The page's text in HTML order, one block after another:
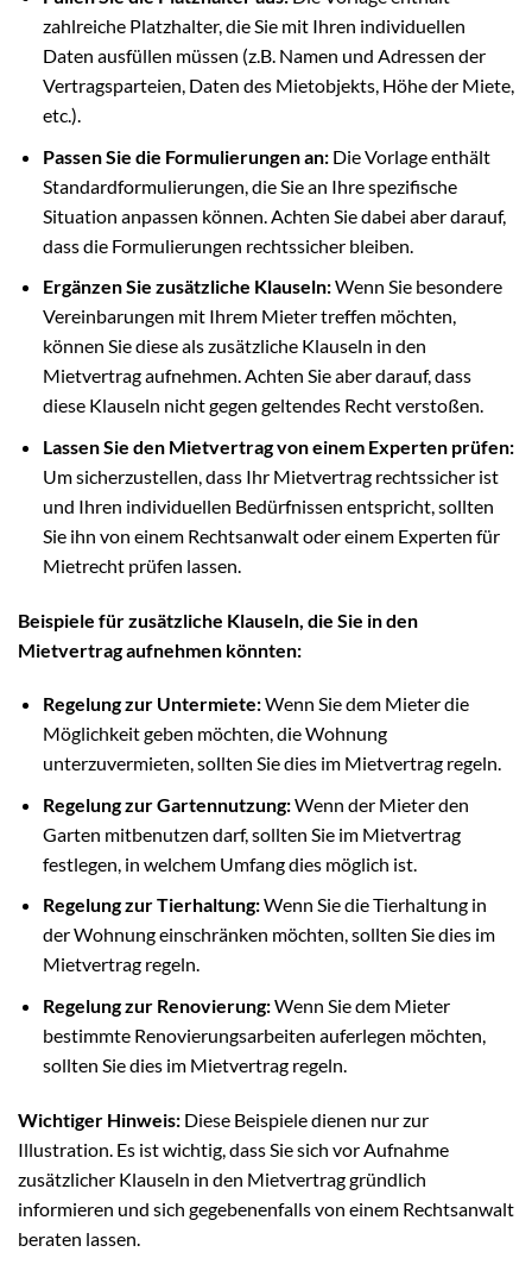
zahlreiche Platzhalter, die Sie mit Ihren individuellen
Daten ausfüllen müssen (z.B. Namen und Adressen der
Vertragsparteien, Daten des Mietobjekts, Höhe der Miete,
etc.).
Passen Sie die Formulierungen an:Die Vorlage enthält
Standardformulierungen, die Sie an Ihre spezifische
Situation anpassen können. Achten Sie dabei aber darauf,
dass die Formulierungen rechtssicher bleiben.
Ergänzen Sie zusätzliche Klauseln:Wenn Sie besondere
Vereinbarungen mit Ihrem Mieter treffen möchten,
können Sie diese als zusätzliche Klauseln in den
Mietvertrag aufnehmen. Achten Sie aber darauf, dass
diese Klauseln nicht gegen geltendes Recht verstoßen.
Lassen Sie den Mietvertrag von einem Experten prüfen:
Um sicherzustellen, dass Ihr Mietvertrag rechtssicher ist
und Ihren individuellen Bedürfnissen entspricht, sollten
Sie ihn von einem Rechtsanwalt oder einem Experten für
Mietrecht prüfen lassen.
Beispiele für zusätzliche Klauseln, die Sie in den
Mietvertrag aufnehmen könnten:
Regelung zur Untermiete:Wenn Sie dem Mieter die
Möglichkeit geben möchten, die Wohnung
unterzuvermieten, sollten Sie dies im Mietvertrag regeln.
Regelung zur Gartennutzung:Wenn der Mieter den
Garten mitbenutzen darf, sollten Sie im Mietvertrag
festlegen, in welchem Umfang dies möglich ist.
Regelung zur Tierhaltung:Wenn Sie die Tierhaltung in
der Wohnung einschränken möchten, sollten Sie dies im
Mietvertrag regeln.
Regelung zur Renovierung:Wenn Sie dem Mieter
bestimmte Renovierungsarbeiten auferlegen möchten,
sollten Sie dies im Mietvertrag regeln.
Wichtiger Hinweis: Diese Beispiele dienen nur zur
Illustration. Es ist wichtig, dass Sie sich vor Aufnahme
zusätzlicher Klauseln in den Mietvertrag gründlich
informieren und sich gegebenenfalls von einem Rechtsanwalt
beraten lassen.